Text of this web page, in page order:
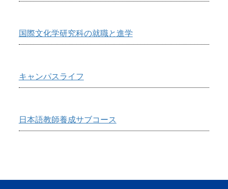
国際文化学研究科の就職と進学
キャンパスライフ
日本語教師養成サブコース